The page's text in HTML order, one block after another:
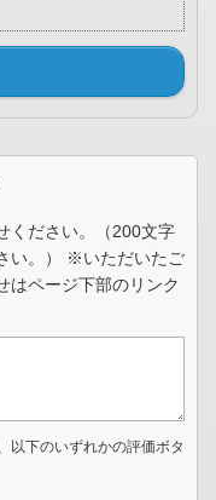
ください。（200文字
い。） ※いただいたご
はページ下部のリンク
以下のいずれかの評価ボタ